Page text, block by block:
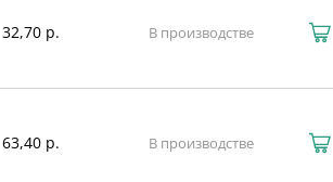
32,70 р. В производстве
63,40 р. В производстве